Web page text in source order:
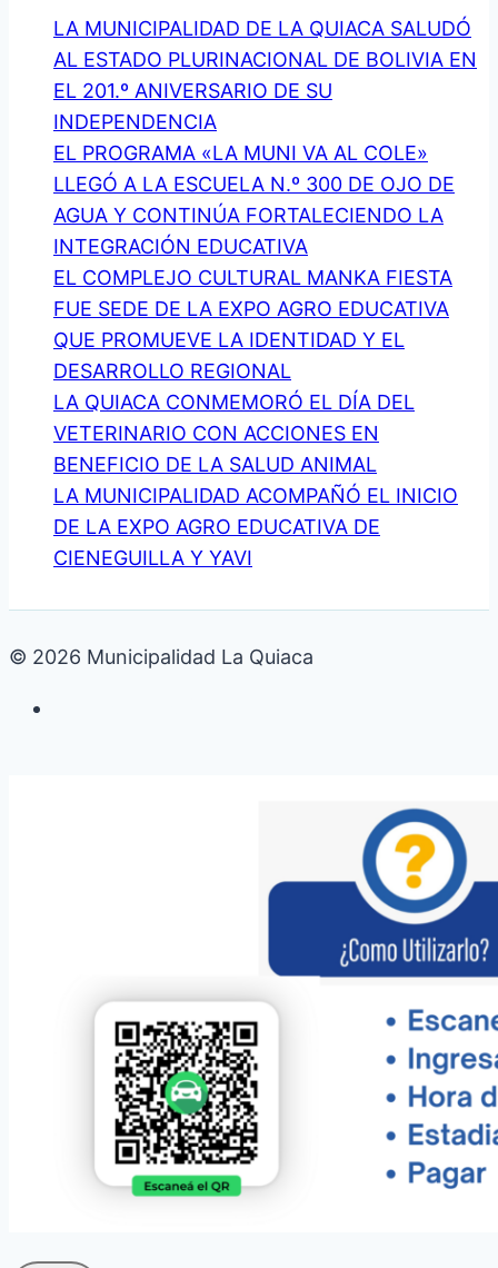
MÁS
NIÑOS
Y
NIÑAS
A
SUMARSE
LA MUNICIPALIDAD DE LA QUIACA SALUDÓ
AL ESTADO PLURINACIONAL DE BOLIVIA EN
EL 201.º ANIVERSARIO DE SU
INDEPENDENCIA
EL PROGRAMA «LA MUNI VA AL COLE»
LLEGÓ A LA ESCUELA N.º 300 DE OJO DE
AGUA Y CONTINÚA FORTALECIENDO LA
INTEGRACIÓN EDUCATIVA
EL COMPLEJO CULTURAL MANKA FIESTA
FUE SEDE DE LA EXPO AGRO EDUCATIVA
QUE PROMUEVE LA IDENTIDAD Y EL
DESARROLLO REGIONAL
LA QUIACA CONMEMORÓ EL DÍA DEL
VETERINARIO CON ACCIONES EN
BENEFICIO DE LA SALUD ANIMAL
LA MUNICIPALIDAD ACOMPAÑÓ EL INICIO
DE LA EXPO AGRO EDUCATIVA DE
CIENEGUILLA Y YAVI
© 2026 Municipalidad La Quiaca